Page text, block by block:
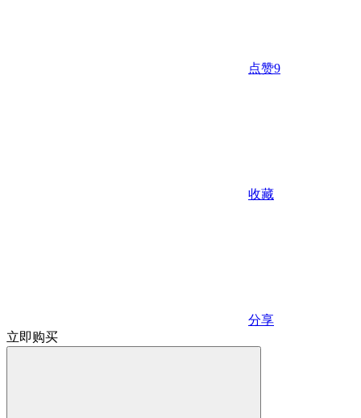
点赞9
收藏
分享
立即购买